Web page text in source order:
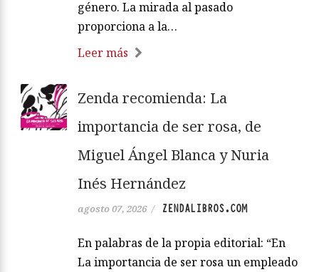
género. La mirada al pasado
proporciona a la…
Leer más
Zenda recomienda: La
importancia de ser rosa, de
Miguel Ángel Blanca y Nuria
Inés Hernández
agosto 07, 2026 / ZENDALIBROS.COM
En palabras de la propia editorial: “En
La importancia de ser rosa un empleado